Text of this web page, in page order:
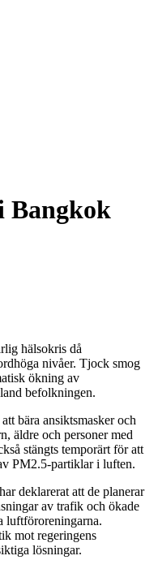
Bangkok
hälsokris då
nivåer. Tjock smog
ökning av
befolkningen.
bära ansiktsmasker och
äldre och personer med
stängts temporärt för att
PM2.5-partiklar i luften.
deklarerat att de planerar
av trafik och ökade
luftföroreningarna.
mot regeringens
lösningar.